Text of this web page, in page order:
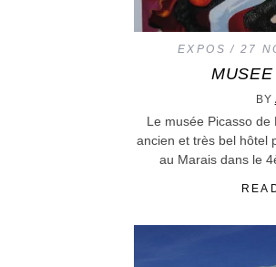
EXPOS 27
BY
Le musée Picasso de
ancien et très bel hôtel
au Marais dans le